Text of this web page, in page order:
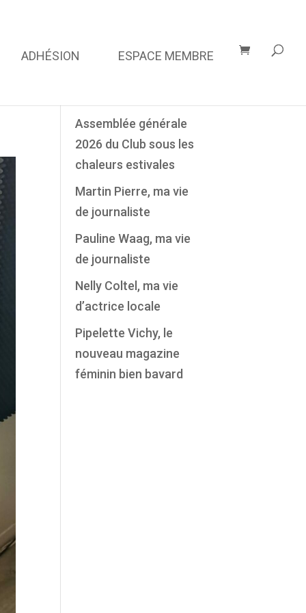
ADHÉSION ESPACE MEMBRE
Assemblée générale
2026 du Club sous les
chaleurs estivales
Martin Pierre, ma vie
de journaliste
Pauline Waag, ma vie
de journaliste
Nelly Coltel, ma vie
d’actrice locale
Pipelette Vichy, le
nouveau magazine
féminin bien bavard